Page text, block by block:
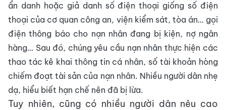
ẩn danh hoặc giả danh số điện thoại giống số điện
thoại của cơ quan công an, viện kiểm sát, tòa án… gọi
điện thông báo cho nạn nhân đang bị kiện, nợ ngân
hàng… Sau đó, chúng yêu cầu nạn nhân thực hiện các
thao tác kê khai thông tin cá nhân, số tài khoản hòng
chiếm đoạt tài sản của nạn nhân. Nhiều người dân nhẹ
dạ, hiểu biết hạn chế nên đã bị lừa.
Tuy nhiên, cũng có nhiều người dân nêu cao